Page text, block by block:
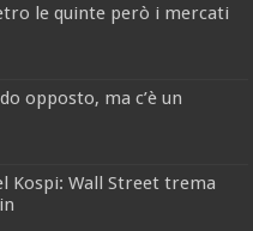
le quinte però i mercati
opposto, ma c’è un
Kospi: Wall Street trema